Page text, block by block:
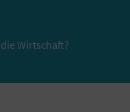
Wirtschaft?